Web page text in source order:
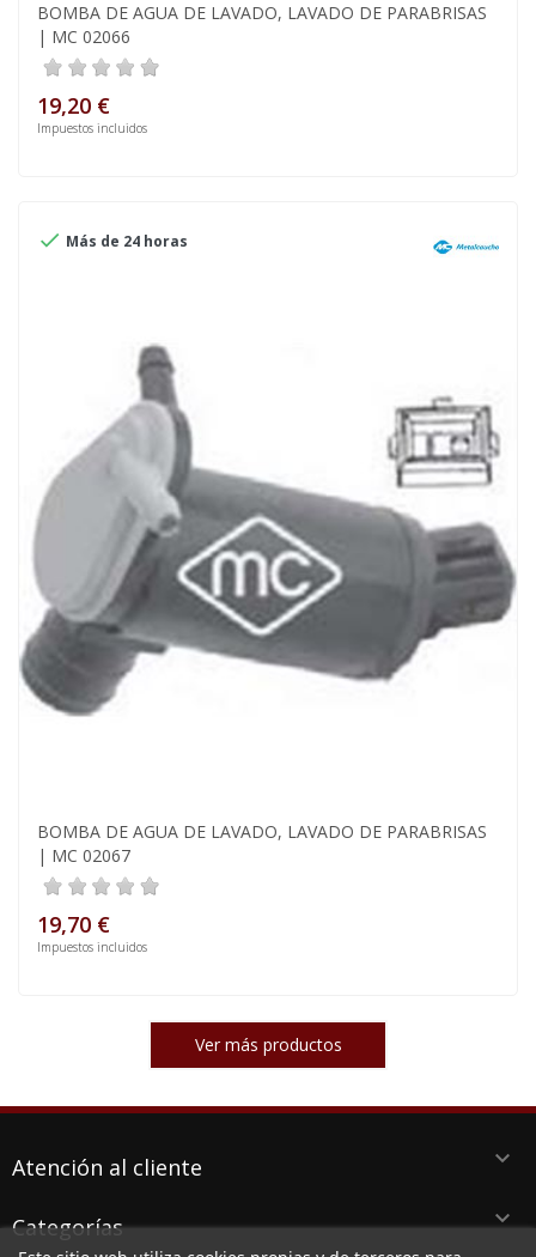
BOMBA DE AGUA DE LAVADO, LAVADO DE PARABRISAS
| MC 02066
19,20 €
Impuestos incluidos
 Más de 24 horas
BOMBA DE AGUA DE LAVADO, LAVADO DE PARABRISAS
| MC 02067
19,70 €
Impuestos incluidos
Ver más productos
Atención al cliente keyboard_arrow_down
Categorías keyboard_arrow_down